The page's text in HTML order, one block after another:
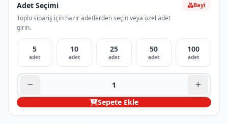
Adet Seçimi
Toplu sipariş için hazır adetlerden seçin veya özel adet
girin.
Bayi
5
adet
10
adet
25
adet
50
adet
100
adet
Sepete Ekle